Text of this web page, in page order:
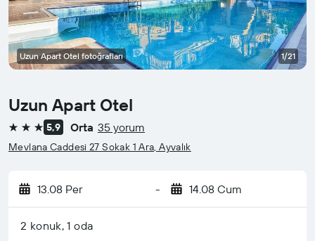
Uzun Apart Otel
3 yıldız 5,9 Orta 35 yorum
Mevlana Caddesi 27 Sokak 1 Ara, Ayvalık
13.08 Per - 14.08 Cum
2 konuk, 1 oda
Uzun Apart Otel fotoğrafları 1/21